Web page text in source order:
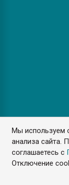
Мы используем
анализа сайта.
соглашаетесь с
Отключение
Разрешается